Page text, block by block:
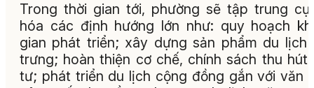
Trong thời gian tới, phường sẽ tập trung cụ
hóa các định hướng lớn như: quy hoạch
gian phát triển; xây dựng sản phẩm du lịch
trưng; hoàn thiện cơ chế, chính sách thu hút
tư; phát triển du lịch cộng đồng gắn với văn